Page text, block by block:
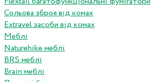
Сольова зброя від комах
Extravel засоби від комах
Меблі
Naturehike меблі
BRS меблі
Brain меблі